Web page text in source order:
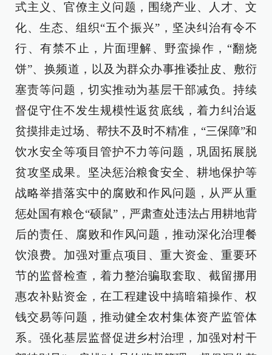
式主义、官僚主义问题，围绕产业、人才、文
化、生态、组织“五个振兴”，坚决纠治有令不
行、有禁不止，片面理解、野蛮操作，“翻烧
饼”、换频道，以及为群众办事推诿扯皮、敷衍
塞责等问题，切实推动为基层干部减负。持续
督促守住不发生规模性返贫底线，着力纠治返
贫摸排走过场、帮扶不及时不精准，“三保障”和
饮水安全等项目管护不力等问题，巩固拓展脱
贫攻坚成果。坚决惩治粮食安全、耕地保护等
战略举措落实中的腐败和作风问题，从严从重
惩处国有粮仓“硕鼠”，严肃查处违法占用耕地背
后的责任、腐败和作风问题，推动深化治理餐
饮浪费。加强对重点项目、重大资金、重要环
节的监督检查，着力整治骗取套取、截留挪用
惠农补贴资金，在工程建设中搞暗箱操作、权
钱交易等问题，推动健全农村集体资产监管体
系。强化基层监督促进乡村治理，加强对村干